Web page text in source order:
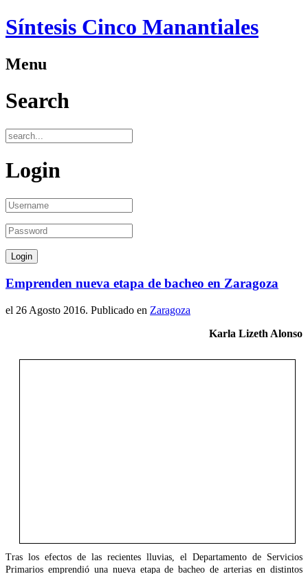
Síntesis Cinco Manantiales
Menu
Search
Login
Emprenden nueva etapa de bacheo en Zaragoza
el 26 Agosto 2016. Publicado en Zaragoza
Karla Lizeth Alonso
Tras los efectos de las recientes lluvias, el Departamento de Servicios
Primarios emprendió una nueva etapa de bacheo de arterias en distintos